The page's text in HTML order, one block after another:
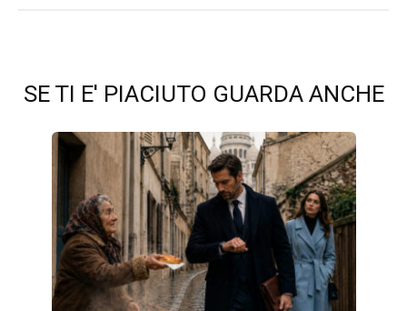
SE TI E' PIACIUTO GUARDA ANCHE